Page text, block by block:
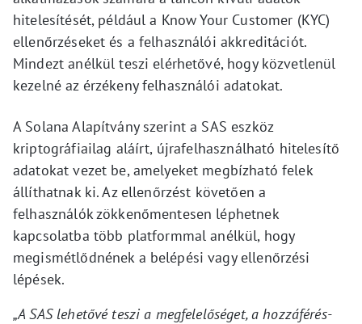
hitelesítését, például a Know Your Customer (KYC)
ellenőrzéseket és a felhasználói akkreditációt.
Mindezt anélkül teszi elérhetővé, hogy közvetlenül
kezelné az érzékeny felhasználói adatokat.
A Solana Alapítvány szerint a SAS eszköz
kriptográfiailag aláírt, újrafelhasználható hitelesítő
adatokat vezet be, amelyeket megbízható felek
állíthatnak ki. Az ellenőrzést követően a
felhasználók zökkenőmentesen léphetnek
kapcsolatba több platformmal anélkül, hogy
megismétlődnének a belépési vagy ellenőrzési
lépések.
„A SAS lehetővé teszi a megfelelőséget, a hozzáférés-